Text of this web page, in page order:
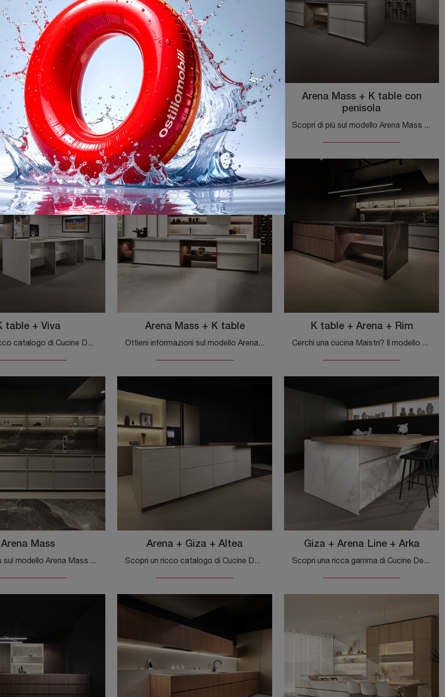
maniglia Tube
Se cerchi una nuova cucina, clicca e ottieni informazioni sul modello Arena maniglia Tube Maistri.
Arena mass + K table ad
angolo
Arena Mass + K table con
penisola
Scopri di più sul modello Arena Mass + K table con penisola di Maistri: arreda la cucina con la soluzione in laccato opaco che fa per te.
table + Viva
Scopri un ricco catalogo di Cucine Design con isola: la cucina K table + Viva Maistri è oggi disponibile in laccato opaco!
Arena Mass + K table
Ottieni informazioni sul modello Arena Mass + K table di Maistri: arreda la zona cucina con la soluzione in laccato opaco che fa per te.
K table + Arena + Rim
Cerchi una cucina Maistri? Il modello K table + Arena + Rim in laccato opaco ti attende nel nostro negozio di Cucine Design con penisola.
Arena Mass
Scopri di più sul modello Arena Mass di Maistri: arreda la cucina con la soluzione in laccato opaco che fa al caso tuo.
Arena + Giza + Altea
Scopri un ricco catalogo di Cucine Design con isola: la cucina Arena + Giza + Altea Maistri è oggi disponibile in laccato opaco!
Giza + Arena Line + Arka
Scopri una ricca gamma di Cucine Design con penisola: la cucina Giza + Arena Line + Arka Maistri è oggi disponibile in laccato opaco!